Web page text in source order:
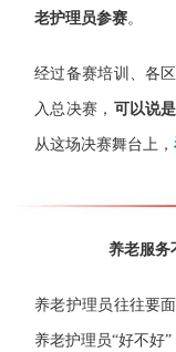
老护理员参赛。
经过备赛培训、各
入总决赛， 可以说
从这场决赛舞台上，
养老服务
养老护理员往往要
养老护理员“好不好”